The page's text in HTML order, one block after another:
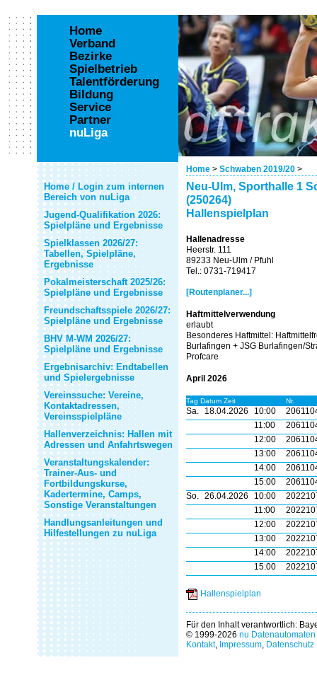
Home > Schwaben 2019/20 >
Home
Verband
Bezirke
Spielbetrieb
Talentförderung
Bildung
Service
Partner
nuLiga
Home / Login zum internen
Bereich von nuLiga
Jugend-Qualifikation 2026:
Spielpläne und Ergebnisse
Spielklassen 2026/27:
Tabellen, Spielpläne,
Ergebnisse
Pokalmeisterschaft 2025/26:
Spielpläne und Ergebnisse
Freundschaftsspiele 2026/27:
Spielpläne und Ergebnisse
BHV M-WM 2026/27:
Spielpläne und Ergebnisse
Ergebnisarchiv: Endtabellen
und Spielergebnisse
Vereinssuche: Vereine,
Kontaktadressen,
Vereinsspielpläne
Hallenverzeichnis: Hallen mit
Adressen und Anfahrtswegen
Veranstaltungskalender:
Trainer-Aus- und
Fortbildungskurse,
Kadertermine, Camps,
Sonstige Veranstaltungen
Handlungsanleitungen und
Hilfestellungen zu nuLiga
Neu-Ulm, Sporthalle 1
(250264)
Hallenspielplan
Hallenadresse
Heerstr. 111
89233 Neu-Ulm / Pfuhl
Tel.: 0731-719417
[Routenplaner...]
Haftmittelverwendung
erlaubt
Besonderes Haftmittel:
Burlafingen + JSG Burlafingen/
Profcare
April 2026
Tag Datum Zeit Nr.
Sa. 18.04.2026 10:00
11:00
12:00
13:00
14:00
15:00
So. 26.04.2026 10:00
11:00
12:00
13:00
14:00
15:00
Hallenspielplan
Für den Inhalt verantwortlich:
© 1999-2026 nu
Kontakt, Impressum, Datenschutz